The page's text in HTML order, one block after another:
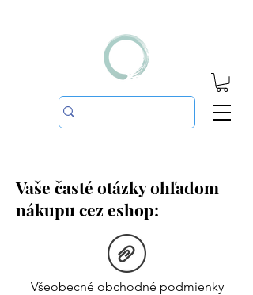
Vaše časté otázky ohľadom
nákupu cez eshop:
Všeobecné obchodné podmienky